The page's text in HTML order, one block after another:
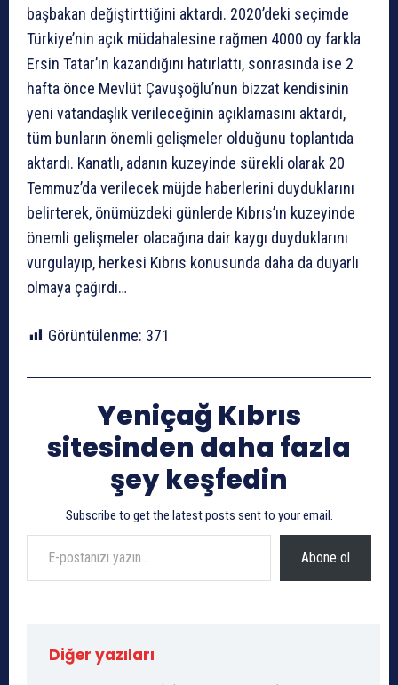
başbakan değiştirttiğini aktardı. 2020’deki seçimde
Türkiye’nin açık müdahalesine rağmen 4000 oy farkla
Ersin Tatar’ın kazandığını hatırlattı, sonrasında ise 2
hafta önce Mevlüt Çavuşoğlu’nun bizzat kendisinin
yeni vatandaşlık verileceğinin açıklamasını aktardı,
tüm bunların önemli gelişmeler olduğunu toplantıda
aktardı. Kanatlı, adanın kuzeyinde sürekli olarak 20
Temmuz’da verilecek müjde haberlerini duyduklarını
belirterek, önümüzdeki günlerde Kıbrıs’ın kuzeyinde
önemli gelişmeler olacağına dair kaygı duyduklarını
vurgulayıp, herkesi Kıbrıs konusunda daha da duyarlı
olmaya çağırdı…
Görüntülenme: 371
Yeniçağ Kıbrıs
sitesinden daha fazla
şey keşfedin
Subscribe to get the latest posts sent to your email.
E-postanızı yazın…
Abone ol
Diğer yazıları